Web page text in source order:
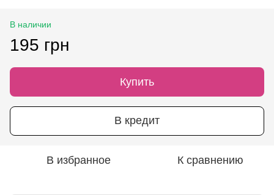
В наличии
195 грн
Купить
В кредит
В избранное К сравнению